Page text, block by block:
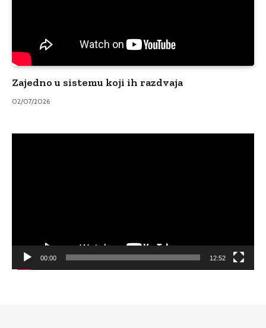
Zajedno u sistemu koji ih razdvaja
02/07/2026
00:00 12:52